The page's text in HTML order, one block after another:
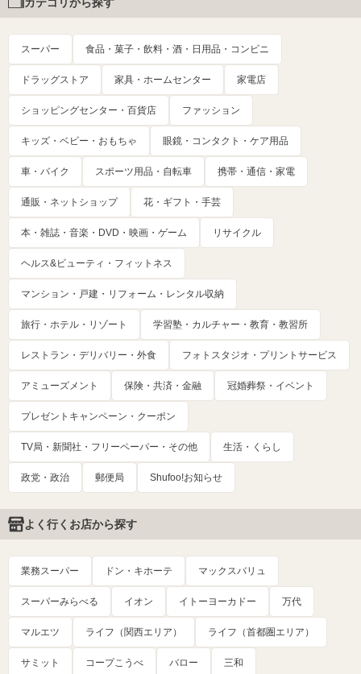
スーパー 食品・菓子・飲料・酒・日用品・コンビニ
ドラッグストア 家具・ホームセンター 家電店
ショッピングセンター・百貨店 ファッション
キッズ・ベビー・おもちゃ 眼鏡・コンタクト・ケア用品
車・バイク スポーツ用品・自転車 携帯・通信・家電
通販・ネットショップ 花・ギフト・手芸
本・雑誌・音楽・DVD・映画・ゲーム リサイクル
ヘルス&ビューティ・フィットネス
マンション・戸建・リフォーム・レンタル収納
旅行・ホテル・リゾート 学習塾・カルチャー・教育・教習所
レストラン・デリバリー・外食 フォトスタジオ・プリントサービス
アミューズメント 保険・共済・金融 冠婚葬祭・イベント
プレゼントキャンペーン・クーポン
TV局・新聞社・フリーペーパー・その他 生活・くらし
政党・政治 郵便局 Shufoo!お知らせ
よく行くお店から探す
業務スーパー ドン・キホーテ マックスバリュ
スーパーみらべる イオン イトーヨーカドー 万代
マルエツ ライフ（関西エリア） ライフ（首都圏エリア）
サミット コープこうべ バロー 三和